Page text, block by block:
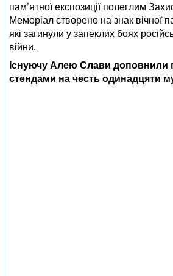
пам’ятної експозиції полеглим
Меморіал створено на знак вічної
які загинули у запеклих боях
війни.
Існуючу Алею Слави доповнили
стендами на честь одинадцяти